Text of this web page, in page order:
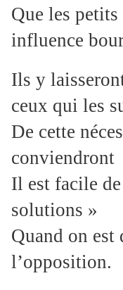
Que les petits
influence
Ils y
ceux qui les
De cette
conviendront
Il est facile
solutions »
Quand on est
l’opposition.